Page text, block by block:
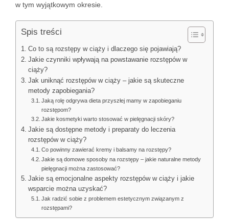
w tym wyjątkowym okresie.
Spis treści
Co to są rozstępy w ciąży i dlaczego się pojawiają?
Jakie czynniki wpływają na powstawanie rozstępów w
ciąży?
Jak uniknąć rozstępów w ciąży – jakie są skuteczne
metody zapobiegania?
Jaką rolę odgrywa dieta przyszłej mamy w zapobieganiu
rozstępom?
Jakie kosmetyki warto stosować w pielęgnacji skóry?
Jakie są dostępne metody i preparaty do leczenia
rozstępów w ciąży?
Co powinny zawierać kremy i balsamy na rozstępy?
Jakie są domowe sposoby na rozstępy – jakie naturalne metody
pielęgnacji można zastosować?
Jakie są emocjonalne aspekty rozstępów w ciąży i jakie
wsparcie można uzyskać?
Jak radzić sobie z problemem estetycznym związanym z
rozstępami?